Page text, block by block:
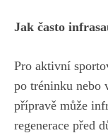
Jak často
Pro aktivní
po tréninku nebo
přípravě může
regenerace před